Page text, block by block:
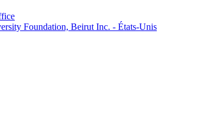
Foundation, Beirut Inc. - États-Unis